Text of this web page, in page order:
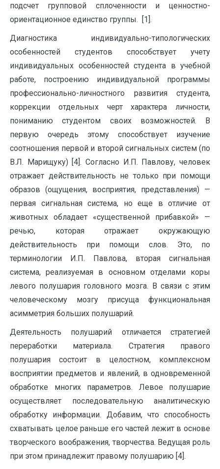
подсчет групповой сплоченности и ценностно-
ориентационное единство группы. [1].
Диагностика индивидуально-типологических
особенностей студентов способствует учету
индивидуальных особенностей студента в учебной
работе, построению индивидуальной программы
профессионально-личностного развития студента,
коррекции отдельных черт характера личности,
пониманию студентом своих возможностей. В
первую очередь этому способствует изучение
соотношения первой и второй сигнальных систем (по
В.Л. Марищуку) [4]. Согласно И.П. Павлову, человек
отражает действительность не только при помощи
образов (ощущения, восприятия, представления) —
первая сигнальная система, но еще в отличие от
животных обладает «существенной прибавкой» —
речью, которая отражает окружающую
действительность при помощи слов. Это, по
терминологии И.П. Павлова, вторая сигнальная
система, реализуемая в основном отделами коры
левого полушария головного мозга. В связи с этим
человеческому мозгу присуща функциональная
асимметрия больших полушарий.
Деятельность полушарий отличается стратегией
переработки материала. Стратегия правого
полушария состоит в целостном, комплексном
восприятии предметов и явлений, в одновременной
обработке многих параметров. Левое полушарие
осуществляет последовательную аналитическую
обработку информации. Добавим, что способность
схватывать целое раньше его частей лежит в основе
творческого воображения, творчества. Ведущая роль
при этом принадлежит правому полушарию [4].